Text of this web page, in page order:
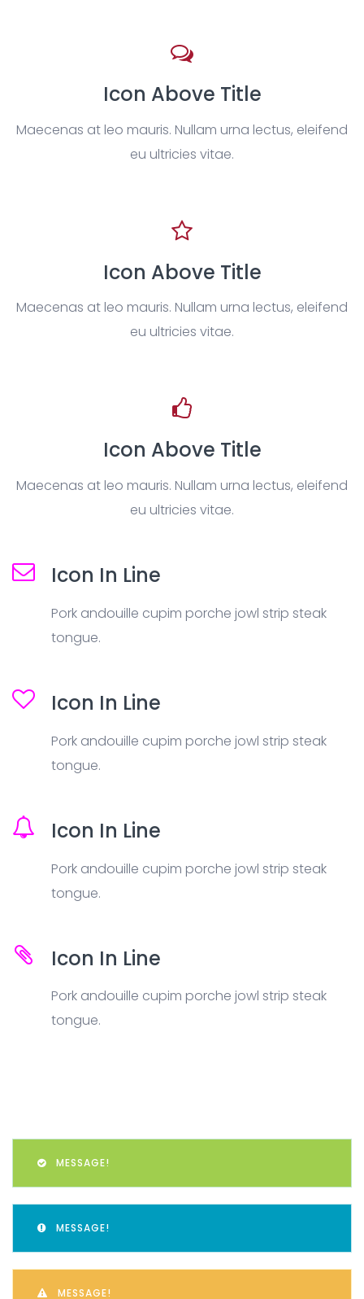
Icon Above Title
Maecenas at leo mauris. Nullam urna lectus, eleifend
eu ultricies vitae.
Icon Above Title
Maecenas at leo mauris. Nullam urna lectus, eleifend
eu ultricies vitae.
Icon Above Title
Maecenas at leo mauris. Nullam urna lectus, eleifend
eu ultricies vitae.
Icon In Line
Pork andouille cupim porche jowl strip steak
tongue.
Icon In Line
Pork andouille cupim porche jowl strip steak
tongue.
Icon In Line
Pork andouille cupim porche jowl strip steak
tongue.
Icon In Line
Pork andouille cupim porche jowl strip steak
tongue.
MESSAGE!
MESSAGE!
MESSAGE!